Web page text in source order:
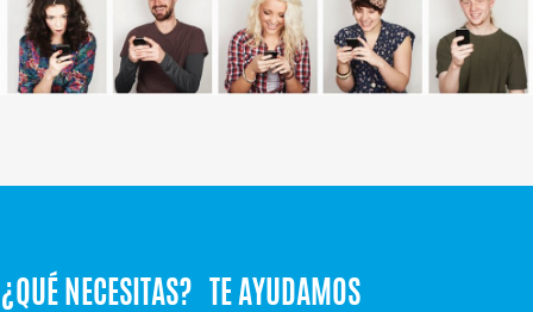
¿QUÉ NECESITAS? TE AYUDAMOS